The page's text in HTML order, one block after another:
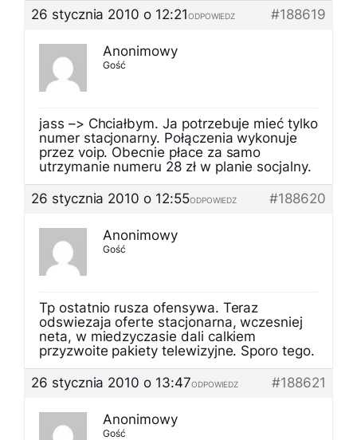
26 stycznia 2010 o 12:21
#188619
ODPOWIEDZ
Anonimowy
Gość
jass –> Chciałbym. Ja potrzebuje mieć tylko
numer stacjonarny. Połączenia wykonuje
przez voip. Obecnie płace za samo
utrzymanie numeru 28 zł w planie socjalny.
26 stycznia 2010 o 12:55
#188620
ODPOWIEDZ
Anonimowy
Gość
Tp ostatnio rusza ofensywa. Teraz
odswiezaja oferte stacjonarna, wczesniej
neta, w miedzyczasie dali calkiem
przyzwoite pakiety telewizyjne. Sporo tego.
26 stycznia 2010 o 13:47
#188621
ODPOWIEDZ
Anonimowy
Gość